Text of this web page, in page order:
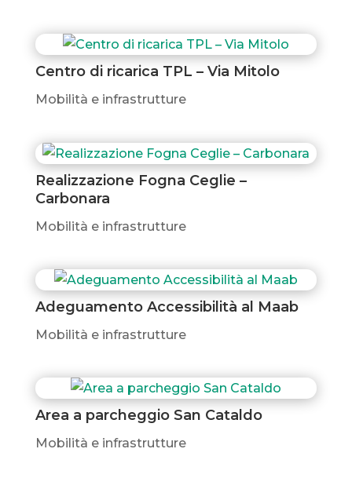
Centro di ricarica TPL – Via Mitolo
Mobilità e infrastrutture
Realizzazione Fogna Ceglie –
Carbonara
Mobilità e infrastrutture
Adeguamento Accessibilità al Maab
Mobilità e infrastrutture
Area a parcheggio San Cataldo
Mobilità e infrastrutture